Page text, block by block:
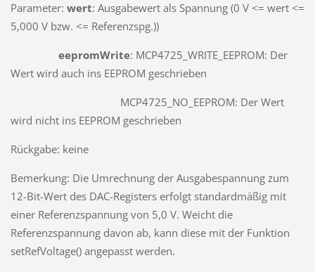
Parameter: wert: Ausgabewert als Spannung (0 V <= wert <=
5,000 V bzw. <= Referenzspg.))
eepromWrite: MCP4725_WRITE_EEPROM: Der
Wert wird auch ins EEPROM geschrieben
MCP4725_NO_EEPROM: Der Wert
wird nicht ins EEPROM geschrieben
Rückgabe: keine
Bemerkung: Die Umrechnung der Ausgabespannung zum
12-Bit-Wert des DAC-Registers erfolgt standardmäßig mit
einer Referenzspannung von 5,0 V. Weicht die
Referenzspannung davon ab, kann diese mit der Funktion
setRefVoltage() angepasst werden.